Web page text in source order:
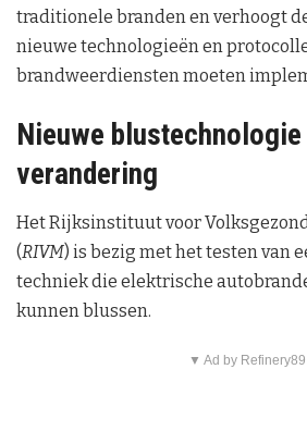
traditionele branden en verhoogt
nieuwe technologieën en
brandweerdiensten moeten
Nieuwe
verandering
Het Rijksinstituut voor
(RIVM) is bezig met het testen van
techniek die elektrische
kunnen blussen.
▼ Ad by Refinery89